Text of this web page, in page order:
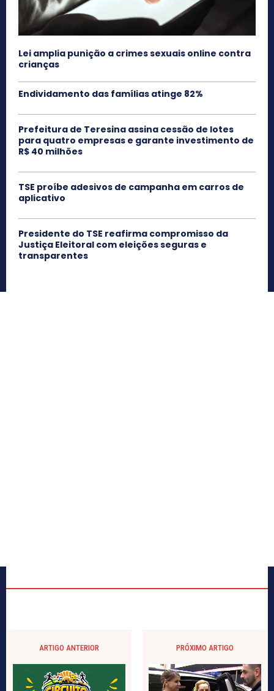
Lei amplia punição a crimes sexuais online contra
crianças
Endividamento das famílias atinge 82%
Prefeitura de Teresina assina cessão de lotes
para quatro empresas e garante investimento de
R$ 40 milhões
TSE proíbe adesivos de campanha em carros de
aplicativo
Presidente do TSE reafirma compromisso da
Justiça Eleitoral com eleições seguras e
transparentes
ARTIGO ANTERIOR PRÓXIMO ARTIGO